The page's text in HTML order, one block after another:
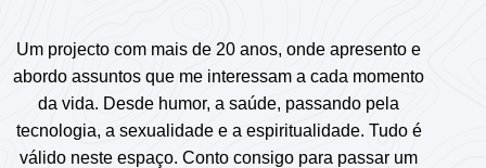
Um projecto com mais de 20 anos, onde apresento e
abordo assuntos que me interessam a cada momento
da vida. Desde humor, a saúde, passando pela
tecnologia, a sexualidade e a espiritualidade. Tudo é
válido neste espaço. Conto consigo para passar um